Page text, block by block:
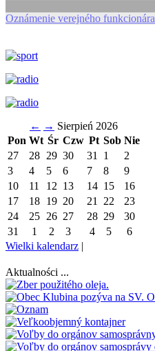
Oznámenie verejného funkcionára
← → Sierpień 2026
Pon Wt Śr Czw Pt Sob Nie
27
28 29 30 31 1
2
3
4 5 6 7 8
9
10
11 12 13 14 15
16
17
18 19 20 21 22
23
24
25 26 27 28 29
30
31
1 2 3 4 5
6
Wielki kalendarz |
Aktualności ...